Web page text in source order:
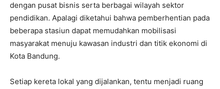
dengan pusat bisnis serta berbagai wilayah sektor
pendidikan. Apalagi diketahui bahwa pemberhentian pada
beberapa stasiun dapat memudahkan mobilisasi
masyarakat menuju kawasan industri dan titik ekonomi di
Kota Bandung.
Setiap kereta lokal yang dijalankan, tentu menjadi ruang